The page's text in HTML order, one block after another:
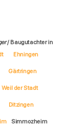
/ Baugutachter in
Ehningen
Gärtringen
Weil der Stadt
Ditzingen
Simmozheim